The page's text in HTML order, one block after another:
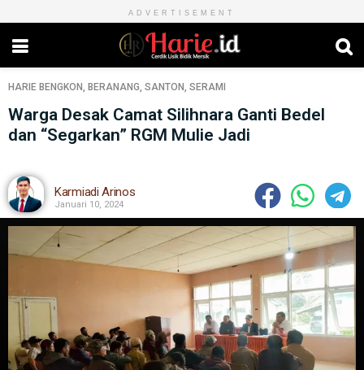
ADVERTISEMENT
HARIE BENGKON, BERANANG, SANTON, SERAMI
Warga Desak Camat Silihnara Ganti Bedel
dan “Segarkan” RGM Mulie Jadi
Karmiadi Arinos
Januari 10, 2024